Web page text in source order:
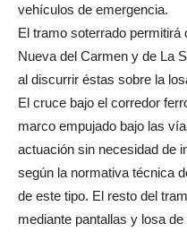
vehículos de emergencia.
El tramo soterrado permitirá
Nueva del Carmen y de La
al discurrir éstas sobre la
El cruce bajo el corredor
marco empujado bajo las
actuación sin necesidad de
según la normativa técnica
de este tipo. El resto del
mediante pantallas y losa de